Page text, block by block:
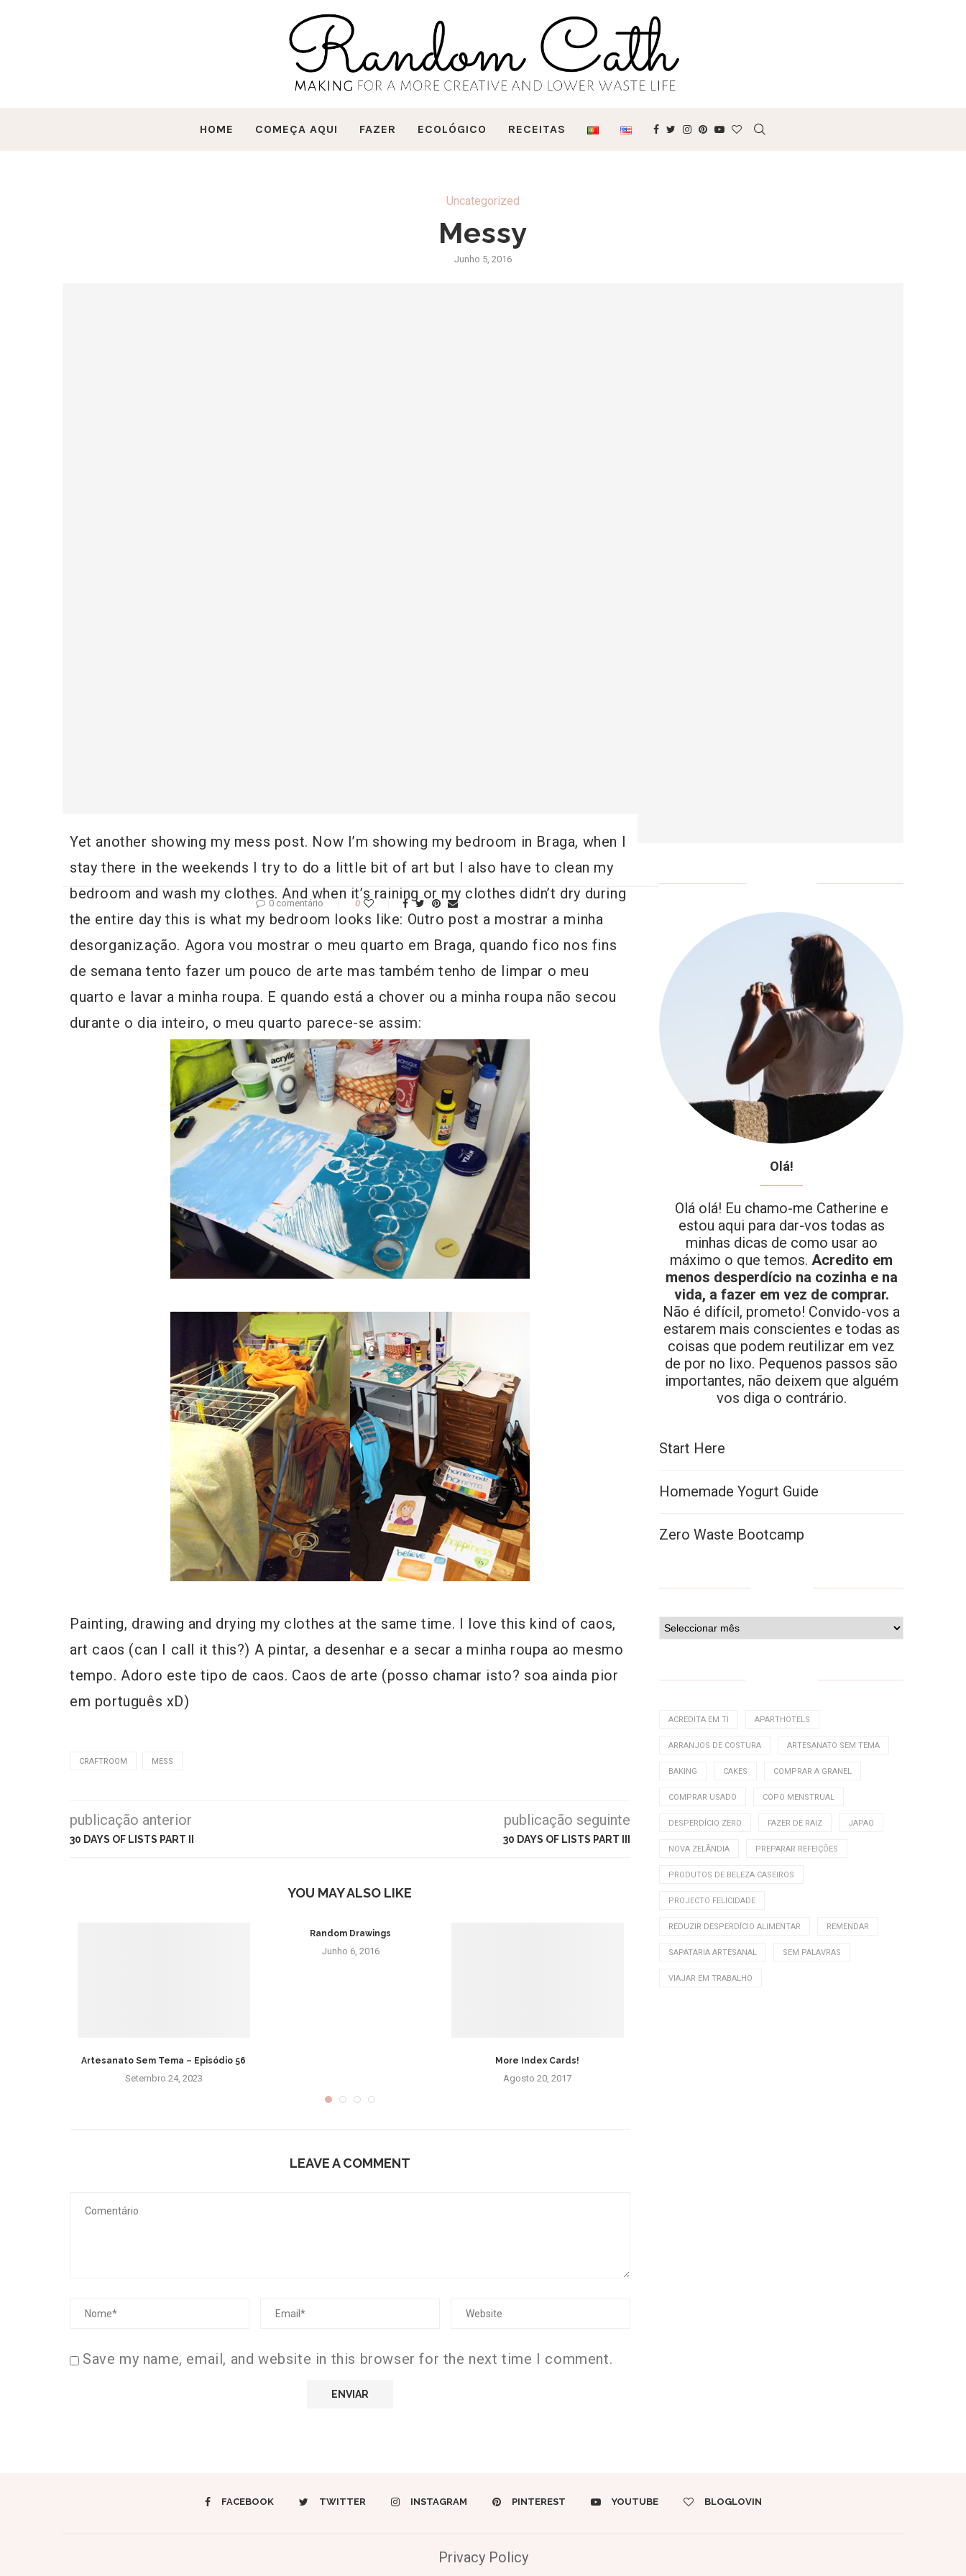
HOME COMEÇA AQUI FAZER ECOLÓGICO RECEITAS
Uncategorized
Messy
Junho 5, 2016
Yet another showing my mess post. Now I’m showing my bedroom in Braga, when I
stay there in the weekends I try to do a little bit of art but I also have to clean my
bedroom and wash my clothes. And when it’s raining or my clothes didn’t dry during
the entire day this is what my bedroom looks like: Outro post a mostrar a minha
desorganização. Agora vou mostrar o meu quarto em Braga, quando fico nos fins
de semana tento fazer um pouco de arte mas também tenho de limpar o meu
quarto e lavar a minha roupa. E quando está a chover ou a minha roupa não secou
durante o dia inteiro, o meu quarto parece-se assim:
Painting, drawing and drying my clothes at the same time. I love this kind of caos,
art caos (can I call it this?) A pintar, a desenhar e a secar a minha roupa ao mesmo
tempo. Adoro este tipo de caos. Caos de arte (posso chamar isto? soa ainda pior
em português xD)
CRAFTROOM MESS
0 comentário 0
publicação anterior
30 DAYS OF LISTS PART II
publicação seguinte
30 DAYS OF LISTS PART III
YOU MAY ALSO LIKE
Artesanato Sem Tema – Episódio 56
Setembro 24, 2023
Random Drawings
Junho 6, 2016
More Index Cards!
Agosto 20, 2017
LEAVE A COMMENT
Save my name, email, and website in this browser for the next time I comment.
Olá!
Olá olá! Eu chamo-me Catherine e
estou aqui para dar-vos todas as
minhas dicas de como usar ao
máximo o que temos. Acredito em
menos desperdício na cozinha e na
vida, a fazer em vez de comprar.
Não é difícil, prometo! Convido-vos a
estarem mais conscientes e todas as
coisas que podem reutilizar em vez
de por no lixo. Pequenos passos são
importantes, não deixem que alguém
vos diga o contrário.
Start Here
Homemade Yogurt Guide
Zero Waste Bootcamp
ACREDITA EM TI APARTHOTELS
ARRANJOS DE COSTURA ARTESANATO SEM TEMA
BAKING CAKES COMPRAR A GRANEL
COMPRAR USADO COPO MENSTRUAL
DESPERDÍCIO ZERO FAZER DE RAIZ JAPAO
NOVA ZELÂNDIA PREPARAR REFEIÇÕES
PRODUTOS DE BELEZA CASEIROS
PROJECTO FELICIDADE
REDUZIR DESPERDÍCIO ALIMENTAR REMENDAR
SAPATARIA ARTESANAL SEM PALAVRAS
VIAJAR EM TRABALHO
FACEBOOK TWITTER INSTAGRAM PINTEREST YOUTUBE BLOGLOVIN
Privacy Policy